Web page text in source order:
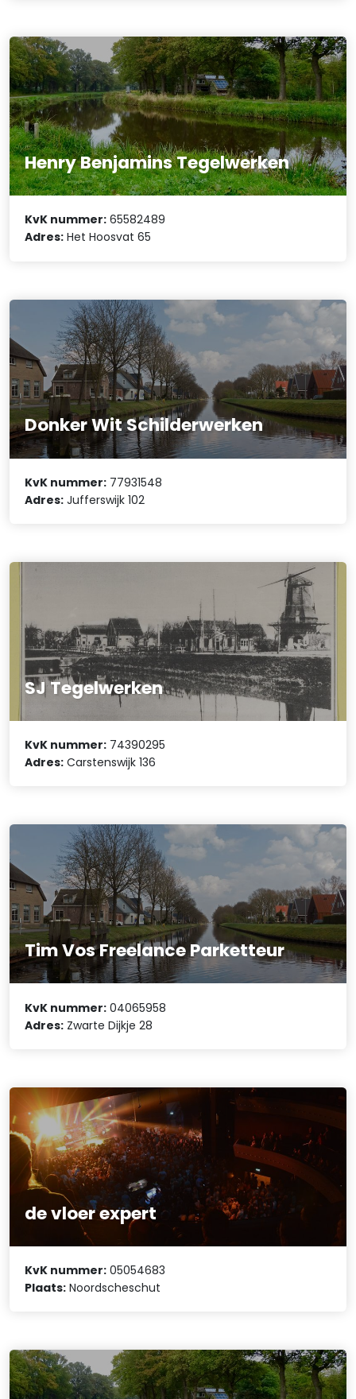
Henry Benjamins Tegelwerken
KvK nummer: 65582489
Adres: Het Hoosvat 65
Donker Wit Schilderwerken
KvK nummer: 77931548
Adres: Jufferswijk 102
SJ Tegelwerken
KvK nummer: 74390295
Adres: Carstenswijk 136
Tim Vos Freelance Parketteur
KvK nummer: 04065958
Adres: Zwarte Dijkje 28
de vloer expert
KvK nummer: 05054683
Plaats: Noordscheschut